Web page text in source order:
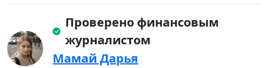
Проверено финансовым
журналистом
Мамай Дарья